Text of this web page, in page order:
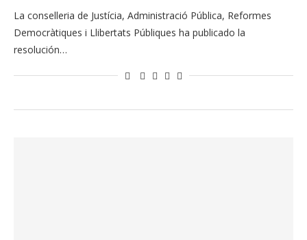
La conselleria de Justícia, Administració Pública, Reformes
Democràtiques i Llibertats Públiques ha publicado la
resolución…